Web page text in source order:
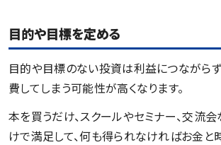
目的や目標を定める
目的や目標のない投資は利益につながら
費してしまう可能性が高くなります。
本を買うだけ、スクールやセミナー、交流
けで満足して、何も得られなければお金と